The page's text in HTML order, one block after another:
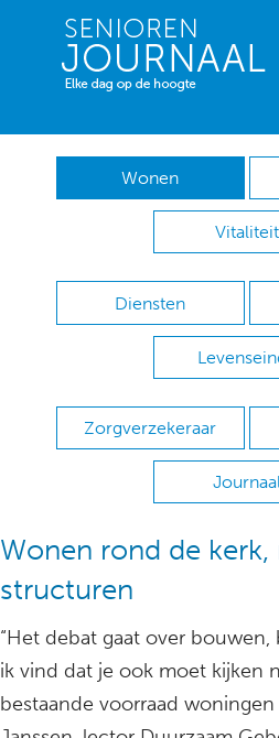
Wonen
Vitaliteit
Diensten
Zorgverzekeraar
Wonen rond de
structuren
“Het debat gaat over
ik vind dat je ook moet kijken
bestaande voorraad